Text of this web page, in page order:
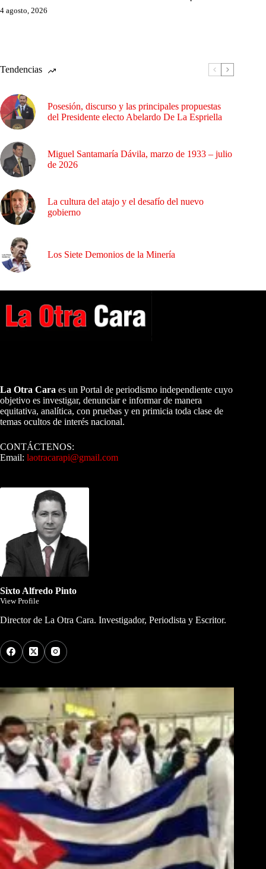
4 agosto, 2026
Tendencias
Posesión, discurso y las principales propuestas
del Presidente electo Abelardo De La Espriella
Miguel Santamaría Dávila, marzo de 1933 – julio
de 2026
La cultura del atajo y el desafío del nuevo
gobierno
Los Siete Demonios de la Minería
La Otra Cara es un Portal de periodismo independiente cuyo
objetivo es investigar, denunciar e informar de manera
equitativa, analítica, con pruebas y en primicia toda clase de
temas ocultos de interés nacional.
CONTÁCTENOS:
Email: laotracarapi@gmail.com
Sixto Alfredo Pinto
View Profile
Director de La Otra Cara. Investigador, Periodista y Escritor.